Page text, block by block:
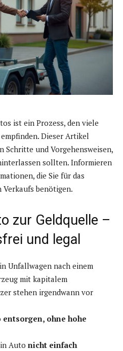
ist ein Prozess, den viele
Dieser Artikel
Schritte und Vorgehensweisen,
sollten. Informieren
die Sie für das
benötigen.
zur Geldquelle –
und legal
Unfallwagen nach einem
mit kapitalem
stehen irgendwann vor
ohne hohe
Auto nicht einfach